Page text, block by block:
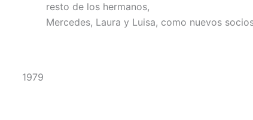
resto de los hermanos,
Mercedes, Laura y Luisa, como nuevos
1979